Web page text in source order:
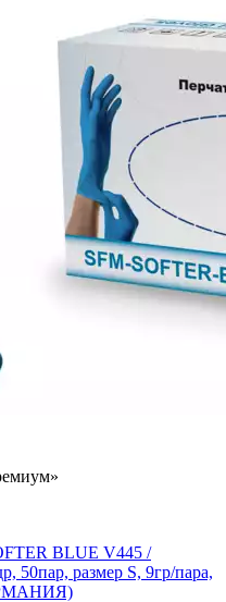
BLUE V445 /
50пар, размер S, 9гр/пара,